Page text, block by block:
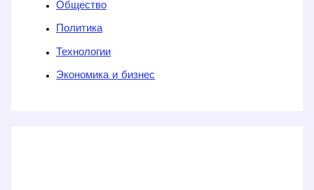
Общество
Политика
Технологии
Экономика и бизнес